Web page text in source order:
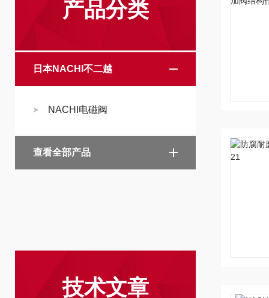
产品分类
日本NACHI不二越
NACHI电磁阀
查看全部产品
技术文章